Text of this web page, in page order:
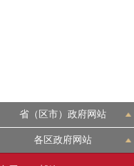
省（区市）政府网站
各区政府网站